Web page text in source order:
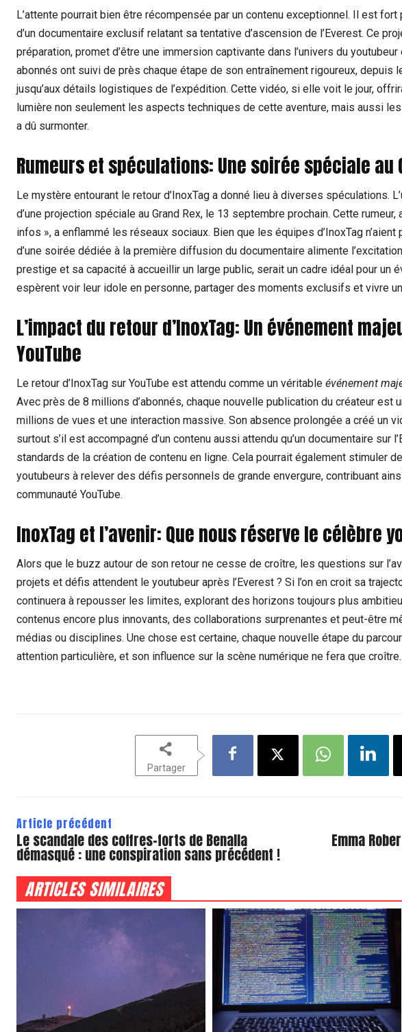
L’attente pourrait bien être récompensée par un contenu exceptionnel. Il est fort
d’un documentaire exclusif relatant sa tentative d’ascension de l’Everest. Ce
préparation, promet d’être une immersion captivante dans l’univers du
abonnés ont suivi de près chaque étape de son entraînement rigoureux, depuis
jusqu’aux détails logistiques de l’expédition. Cette vidéo, si elle voit le jour,
lumière non seulement les aspects techniques de cette aventure, mais aussi
a dû surmonter.
Rumeurs et spéculations: Une soirée spéciale au
Le mystère entourant le retour d’InoxTag a donné lieu à diverses spéculations.
d’une projection spéciale au Grand Rex, le 13 septembre prochain. Cette
infos », a enflammé les réseaux sociaux. Bien que les équipes d’InoxTag
d’une soirée dédiée à la première diffusion du documentaire alimente
prestige et sa capacité à accueillir un large public, serait un cadre idéal pour un
espèrent voir leur idole en personne, partager des moments exclusifs et vivre
L’impact du retour d’InoxTag: Un événement
YouTube
Le retour d’InoxTag sur YouTube est attendu comme un véritable événement
Avec près de 8 millions d’abonnés, chaque nouvelle publication du créateur est
millions de vues et une interaction massive. Son absence prolongée a créé un
surtout s’il est accompagné d’un contenu aussi attendu qu’un documentaire sur
standards de la création de contenu en ligne. Cela pourrait également stimuler
youtubeurs à relever des défis personnels de grande envergure, contribuant
communauté YouTube.
InoxTag et l’avenir: Que nous réserve le célèbre
Alors que le buzz autour de son retour ne cesse de croître, les questions sur
projets et défis attendent le youtubeur après l’Everest ? Si l’on en croit sa
continuera à repousser les limites, explorant des horizons toujours plus
contenus encore plus innovants, des collaborations surprenantes et peut-être
médias ou disciplines. Une chose est certaine, chaque nouvelle étape du
attention particulière, et son influence sur la scène numérique ne fera que croître.
Partager
Article précédent
Le scandale des coffres-forts de Benalla
démasqué : une conspiration sans précédent !
Emma
ARTICLES SIMILAIRES